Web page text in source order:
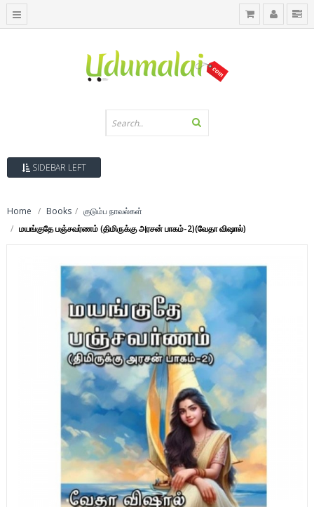
SIDEBAR LEFT
Home Books
குடும்ப நாவல்கள்
மயங்குதே பஞ்சவர்ணம் (திமிருக்கு அரசன் பாகம்-2)(வேதா விஷால்)